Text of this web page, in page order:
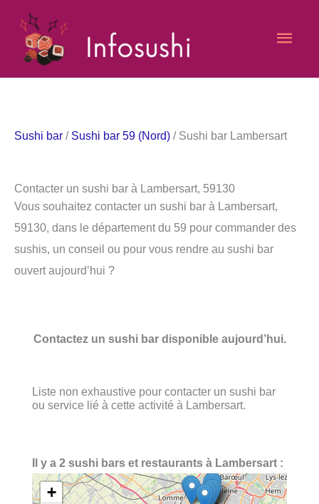
contenu
Sushi bar / Sushi bar 59 (Nord) / Sushi bar Lambersart
Contacter un sushi bar à Lambersart, 59130
Vous souhaitez contacter un sushi bar à Lambersart,
59130, dans le département du 59 pour commander des
sushis, un conseil ou pour vous rendre au sushi bar
ouvert aujourd’hui ?
Contactez un sushi bar disponible aujourd’hui.
Liste non exhaustive pour contacter un sushi bar
ou service lié à cette activité à Lambersart.
Il y a 2 sushi bars et restaurants à Lambersart :
+